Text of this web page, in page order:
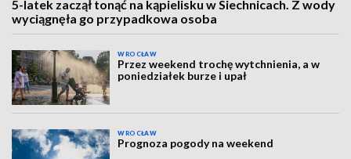
5-latek zaczął tonąć na kąpielisku w Siechnicach. Z wody
wyciągnęła go przypadkowa osoba
WROCŁAW
Przez weekend trochę wytchnienia, a w
poniedziałek burze i upał
WROCŁAW
Prognoza pogody na weekend